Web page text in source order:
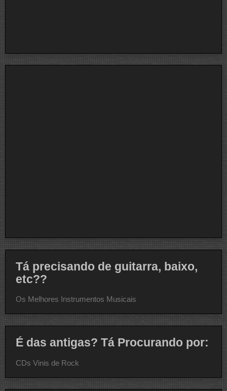
Tá precisando de guitarra, baixo,
etc??
Os Melhores Instrumentos Musicais
É das antigas? Tá Procurando por:
CDs Vinis de Rock